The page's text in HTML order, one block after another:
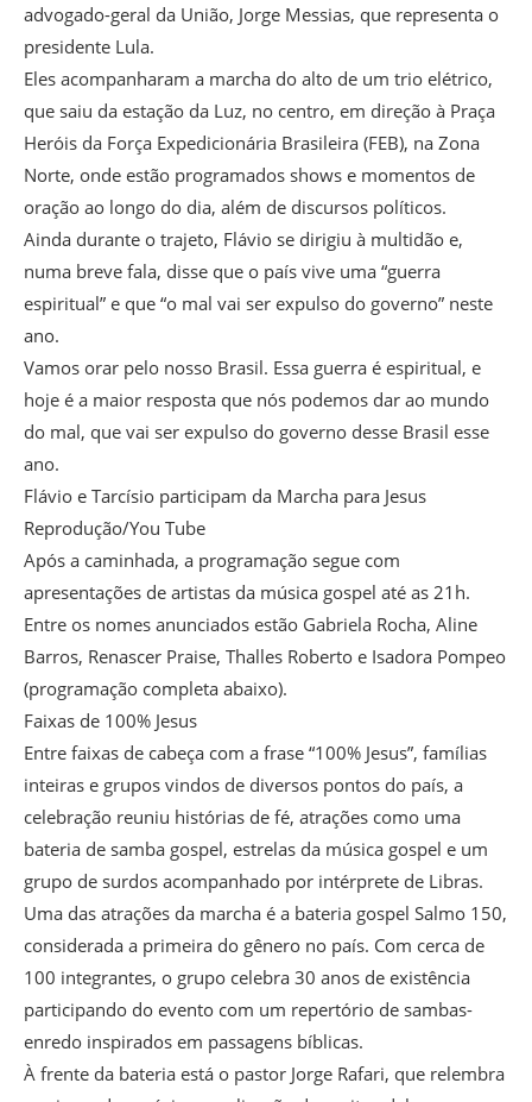
advogado-geral da União, Jorge Messias, que representa o
presidente Lula.
Eles acompanharam a marcha do alto de um trio elétrico,
que saiu da estação da Luz, no centro, em direção à Praça
Heróis da Força Expedicionária Brasileira (FEB), na Zona
Norte, onde estão programados shows e momentos de
oração ao longo do dia, além de discursos políticos.
Ainda durante o trajeto, Flávio se dirigiu à multidão e,
numa breve fala, disse que o país vive uma “guerra
espiritual” e que “o mal vai ser expulso do governo” neste
ano.
Vamos orar pelo nosso Brasil. Essa guerra é espiritual, e
hoje é a maior resposta que nós podemos dar ao mundo
do mal, que vai ser expulso do governo desse Brasil esse
ano.
Flávio e Tarcísio participam da Marcha para Jesus
Reprodução/You Tube
Após a caminhada, a programação segue com
apresentações de artistas da música gospel até as 21h.
Entre os nomes anunciados estão Gabriela Rocha, Aline
Barros, Renascer Praise, Thalles Roberto e Isadora Pompeo
(programação completa abaixo).
Faixas de 100% Jesus
Entre faixas de cabeça com a frase “100% Jesus”, famílias
inteiras e grupos vindos de diversos pontos do país, a
celebração reuniu histórias de fé, atrações como uma
bateria de samba gospel, estrelas da música gospel e um
grupo de surdos acompanhado por intérprete de Libras.
Uma das atrações da marcha é a bateria gospel Salmo 150,
considerada a primeira do gênero no país. Com cerca de
100 integrantes, o grupo celebra 30 anos de existência
participando do evento com um repertório de sambas-
enredo inspirados em passagens bíblicas.
À frente da bateria está o pastor Jorge Rafari, que relembra